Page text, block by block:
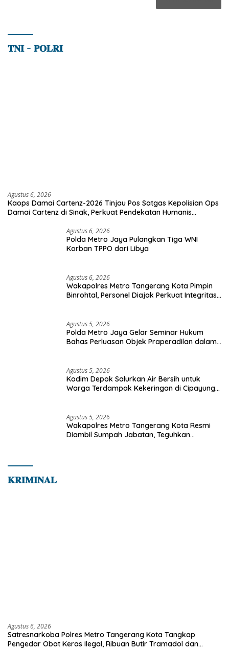
𝐓𝐍𝐈 – 𝐏𝐎𝐋𝐑𝐈
Agustus 6, 2026
Kaops Damai Cartenz-2026 Tinjau Pos Satgas Kepolisian Ops
Damai Cartenz di Sinak, Perkuat Pendekatan Humanis
Agustus 6, 2026
Polda Metro Jaya Pulangkan Tiga WNI
Korban TPPO dari Libya
Agustus 6, 2026
Wakapolres Metro Tangerang Kota Pimpin
Binrohtal, Personel Diajak Perkuat Integritas
Agustus 5, 2026
Polda Metro Jaya Gelar Seminar Hukum
Bahas Perluasan Objek Praperadilan dalam
Agustus 5, 2026
Kodim Depok Salurkan Air Bersih untuk
Warga Terdampak Kekeringan di Cipayung
Agustus 5, 2026
Wakapolres Metro Tangerang Kota Resmi
Diambil Sumpah Jabatan, Teguhkan
𝐊𝐑𝐈𝐌𝐈𝐍𝐀𝐋
Agustus 6, 2026
Satresnarkoba Polres Metro Tangerang Kota Tangkap
Pengedar Obat Keras Ilegal, Ribuan Butir Tramadol dan